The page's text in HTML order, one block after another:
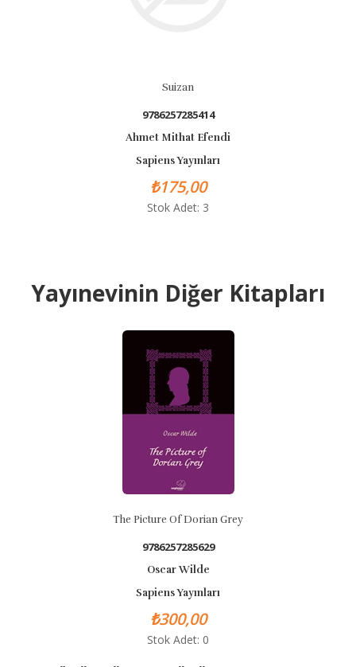
Suizan
9786257285414
Ahmet Mithat Efendi
Sapiens Yayınları
₺175,00
Stok Adet: 3
Yayınevinin Diğer Kitapları
The Picture Of Dorian Grey
9786257285629
Oscar Wilde
Sapiens Yayınları
₺300,00
Stok Adet: 0